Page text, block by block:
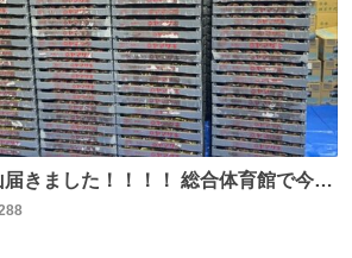
きました！！！！ 総合体育館で今配
非取りに行けそうな方は行ってみて